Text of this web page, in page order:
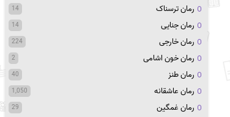
رمان ترسناک 14
رمان جنایی 14
رمان خارجی 224
رمان خون اشامی 2
رمان طنز 40
رمان عاشقانه 1,050
رمان غمگین 29